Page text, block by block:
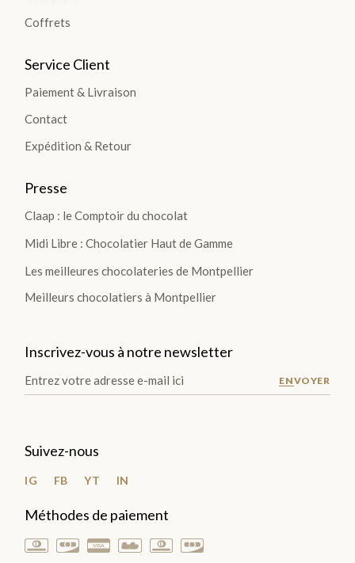
Coffrets
Service Client
Paiement & Livraison
Contact
Expédition & Retour
Presse
Claap : le Comptoir du chocolat
Midi Libre : Chocolatier Haut de Gamme
Les meilleures chocolateries de Montpellier
Meilleurs chocolatiers à Montpellier
Inscrivez-vous à notre newsletter
ENVOYER
Suivez-nous
IG FB YT IN
Méthodes de paiement